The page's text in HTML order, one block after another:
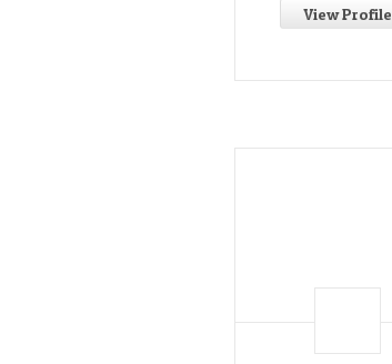
View Profile